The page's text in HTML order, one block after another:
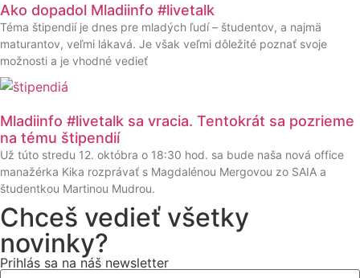
Ako dopadol Mladiinfo #livetalk
Téma štipendií je dnes pre mladých ľudí – študentov, a najmä
maturantov, veľmi lákavá. Je však veľmi dôležité poznať svoje
možnosti a je vhodné vedieť
Mladiinfo #livetalk sa vracia. Tentokrát sa pozrieme
na tému štipendií
Už túto stredu 12. októbra o 18:30 hod. sa bude naša nová office
manažérka Kika rozprávať s Magdalénou Mergovou zo SAIA a
študentkou Martinou Mudrou.
Chceš vedieť všetky
novinky?
Prihlás sa na náš newsletter